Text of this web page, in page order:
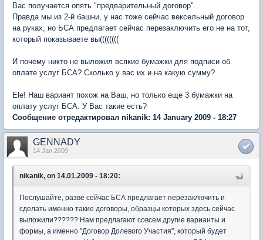
Вас получается опять "предварительный договор".
Правда мы из 2-й башни, у нас тоже сейчас вексельный договор
на руках, но БСА предлагает сейчас перезаключить его не на тот,
который показываете вы((((((((
И почему никто не выложил всякие бумажки для подписи об
оплате услуг БСА? Сколько у вас их и на какую сумму?
Ele! Наш вариант похож на Ваш, но только еще 3 бумажки на
оплату услуг БСА. У Вас такие есть?
Сообщение отредактировал nikanik: 14 January 2009 - 18:27
GENNADY
14 Jan 2009
nikanik, on 14.01.2009 - 18:20:
Послушайте, разве сейчас БСА предлагает перезаключить и
сделать именно такие договоры, образцы которых здесь сейчас
выложили?????? Нам предлагают совсем другие варианты и
формы, а именно "Договор Долевого Участия", который будет